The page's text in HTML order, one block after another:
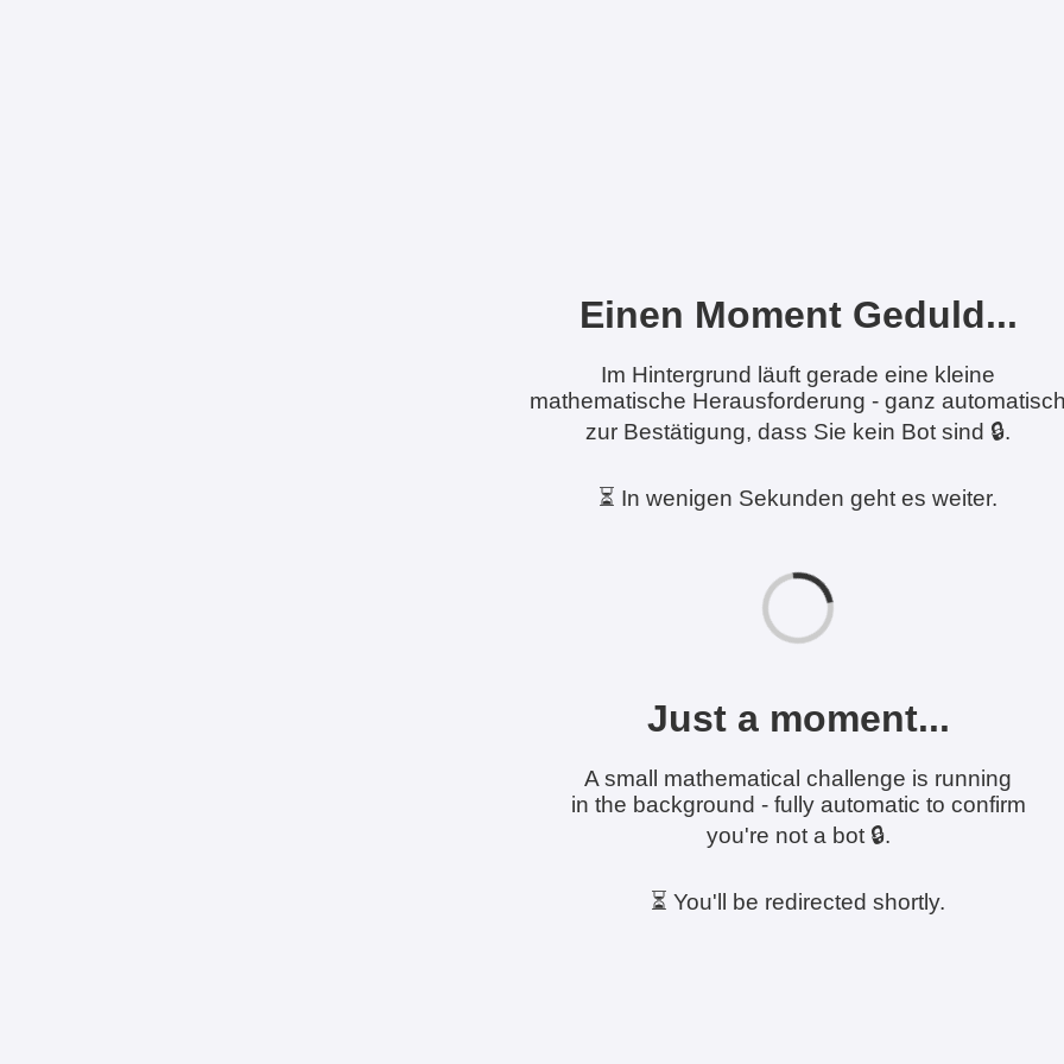
Einen Moment Geduld...
Im Hintergrund läuft gerade eine kleine
mathematische Herausforderung - ganz
zur Bestätigung, dass Sie kein Bot sind 🔒.
⏳ In wenigen Sekunden geht es weiter.
Just a moment...
A small mathematical challenge is running
in the background - fully automatic to confirm
you're not a bot 🔒.
⏳ You'll be redirected shortly.